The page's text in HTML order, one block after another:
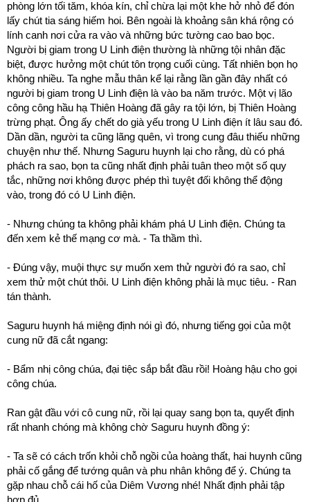
phòng lớn tối tăm, khóa kín, chỉ chừa lại một khe hở nhỏ để đón
lấy chút tia sáng hiếm hoi. Bên ngoài là khoảng sân khá rộng có
lính canh nơi cửa ra vào và những bức tường cao bao bọc.
Người bị giam trong U Linh điện thường là những tội nhân đặc
biệt, được hưởng một chút tôn trọng cuối cùng. Tất nhiên bọn họ
không nhiều. Ta nghe mẫu thân kể lại rằng lần gần đây nhất có
người bị giam trong U Linh điện là vào ba năm trước. Một vị lão
công công hầu hạ Thiên Hoàng đã gây ra tội lớn, bị Thiên Hoàng
trừng phạt. Ông ấy chết do già yếu trong U Linh điện ít lâu sau đó.
Dần dần, người ta cũng lãng quên, vì trong cung đâu thiếu những
chuyện như thế. Nhưng Saguru huynh lại cho rằng, dù có phá
phách ra sao, bọn ta cũng nhất định phải tuân theo một số quy
tắc, những nơi không được phép thì tuyệt đối không thể động
vào, trong đó có U Linh điện.
- Nhưng chúng ta không phải khám phá U Linh điện. Chúng ta
đến xem kẻ thế mạng cơ mà. - Ta thầm thì.
- Đúng vậy, muội thực sự muốn xem thử người đó ra sao, chỉ
xem thử một chút thôi. U Linh điện không phải là mục tiêu. - Ran
tán thành.
Saguru huynh há miệng định nói gì đó, nhưng tiếng gọi của một
cung nữ đã cắt ngang:
- Bẩm nhị công chúa, đại tiệc sắp bắt đầu rồi! Hoàng hậu cho gọi
công chúa.
Ran gật đầu với cô cung nữ, rồi lại quay sang bọn ta, quyết định
rất nhanh chóng mà không chờ Saguru huynh đồng ý:
- Ta sẽ có cách trốn khỏi chỗ ngồi của hoàng thất, hai huynh cũng
phải cố gắng để tướng quân và phu nhân không để ý. Chúng ta
gặp nhau chỗ cái hố của Diêm Vương nhé! Nhất định phải tập
hợp đủ.